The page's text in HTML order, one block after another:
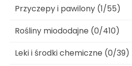
Przyczepy i pawilony (1/55)
Rośliny miododajne (0/410)
Leki i środki chemiczne (0/39)